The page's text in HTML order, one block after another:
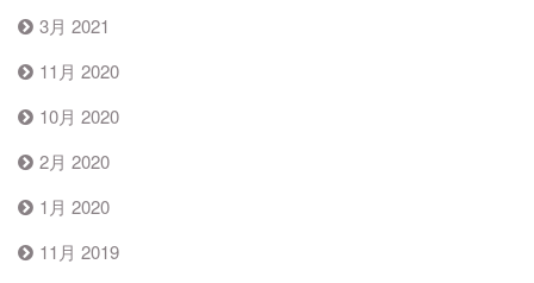
3月 2021
11月 2020
10月 2020
2月 2020
1月 2020
11月 2019